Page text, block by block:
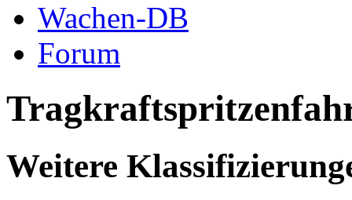
Wachen-DB
Forum
Weitere